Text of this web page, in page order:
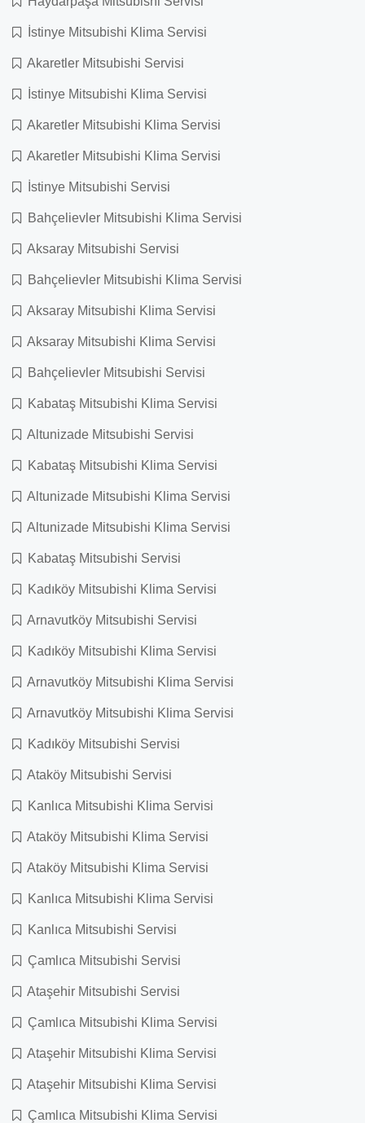
İstinye Mitsubishi Klima Servisi
Akaretler Mitsubishi Servisi
İstinye Mitsubishi Klima Servisi
Akaretler Mitsubishi Klima Servisi
Akaretler Mitsubishi Klima Servisi
İstinye Mitsubishi Servisi
Bahçelievler Mitsubishi Klima Servisi
Aksaray Mitsubishi Servisi
Bahçelievler Mitsubishi Klima Servisi
Aksaray Mitsubishi Klima Servisi
Aksaray Mitsubishi Klima Servisi
Bahçelievler Mitsubishi Servisi
Kabataş Mitsubishi Klima Servisi
Altunizade Mitsubishi Servisi
Kabataş Mitsubishi Klima Servisi
Altunizade Mitsubishi Klima Servisi
Altunizade Mitsubishi Klima Servisi
Kabataş Mitsubishi Servisi
Kadıköy Mitsubishi Klima Servisi
Arnavutköy Mitsubishi Servisi
Kadıköy Mitsubishi Klima Servisi
Arnavutköy Mitsubishi Klima Servisi
Arnavutköy Mitsubishi Klima Servisi
Kadıköy Mitsubishi Servisi
Ataköy Mitsubishi Servisi
Kanlıca Mitsubishi Klima Servisi
Ataköy Mitsubishi Klima Servisi
Ataköy Mitsubishi Klima Servisi
Kanlıca Mitsubishi Klima Servisi
Kanlıca Mitsubishi Servisi
Çamlıca Mitsubishi Servisi
Ataşehir Mitsubishi Servisi
Çamlıca Mitsubishi Klima Servisi
Ataşehir Mitsubishi Klima Servisi
Ataşehir Mitsubishi Klima Servisi
Çamlıca Mitsubishi Klima Servisi